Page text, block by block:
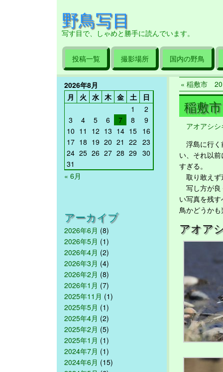
野鳥写目
写す目で、しゃめと勝手に読んでいます。
投稿一覧 撮影場所 国内の野鳥
2026年8月
月
火 水 木 金 土
日
1
2
3
4 5 6 7 8
9
10 11 12 13 14 15 16
17 18 19 20 21 22 23
24 25 26 27 28 29 30
31
« 6月
アーカイブ
2026年6月 (8)
2026年5月 (1)
2026年4月 (2)
2026年3月 (4)
2026年2月 (8)
2026年1月 (7)
2025年11月 (1)
2025年5月 (1)
2025年4月 (2)
2025年2月 (5)
2025年1月 (1)
2024年7月 (1)
2024年6月 (15)
« 稲敷市
稲敷
アオアシシ
浮島に行く
い、それ以
すぎる。
取り敢えず
写し方が良
い写真を残
鳥かどうか
アオア